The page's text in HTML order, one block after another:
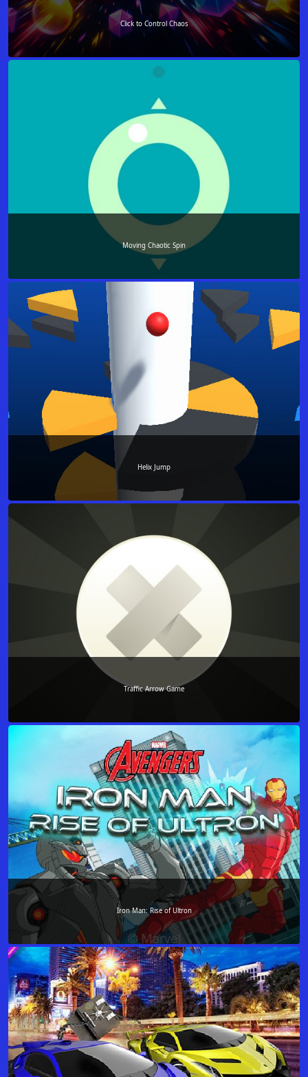
Click to Control Chaos
Moving Chaotic Spin
Helix Jump
Traffic Arrow Game
Iron Man: Rise of Ultron